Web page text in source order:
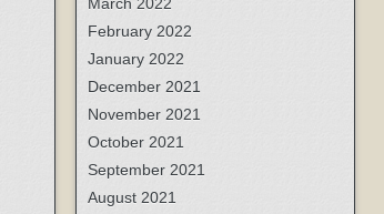
February 2022
January 2022
December 2021
November 2021
October 2021
September 2021
August 2021